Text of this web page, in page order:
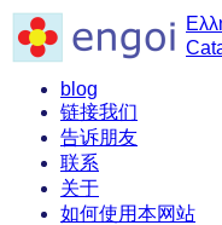
blog
链接我们
告诉朋友
联系
关于
如何使用本网站